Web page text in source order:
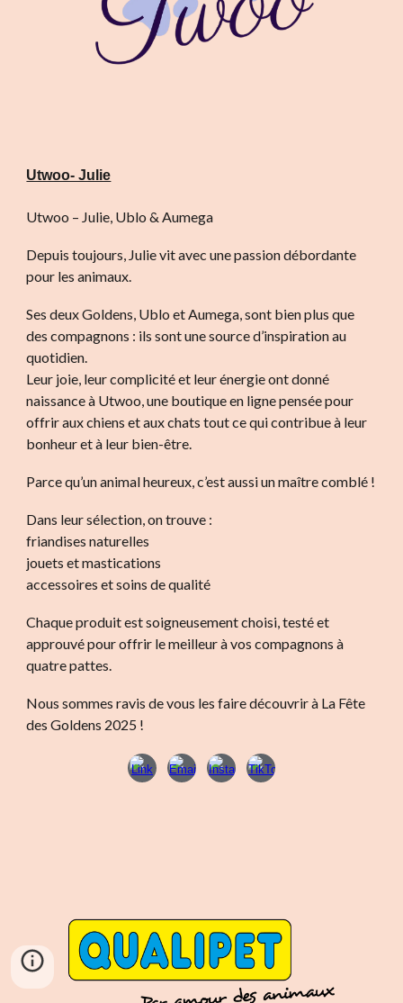
Utwoo- Julie
Utwoo – Julie, Ublo & Aumega
Depuis toujours, Julie vit avec une passion débordante
pour les animaux.
Ses deux Goldens, Ublo et Aumega, sont bien plus que
des compagnons : ils sont une source d’inspiration au
quotidien.
Leur joie, leur complicité et leur énergie ont donné
naissance à Utwoo, une boutique en ligne pensée pour
offrir aux chiens et aux chats tout ce qui contribue à leur
bonheur et à leur bien-être.
Parce qu’un animal heureux, c’est aussi un maître comblé !
Dans leur sélection, on trouve :
friandises naturelles
jouets et mastications
accessoires et soins de qualité
Chaque produit est soigneusement choisi, testé et
approuvé pour offrir le meilleur à vos compagnons à
quatre pattes.
Nous sommes ravis de vous les faire découvrir à La Fête
des Goldens 2025 !